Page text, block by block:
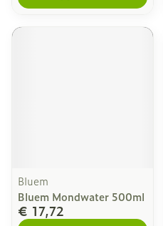
Bluem
Bluem Mondwater 500ml
€ 17,72